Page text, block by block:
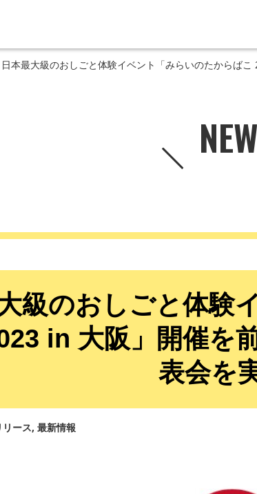
日本最大級のおしごと体験イベント「みらいのたからば
級のおしごと体験
in 大阪」開催を
表会を
リース 最新情報